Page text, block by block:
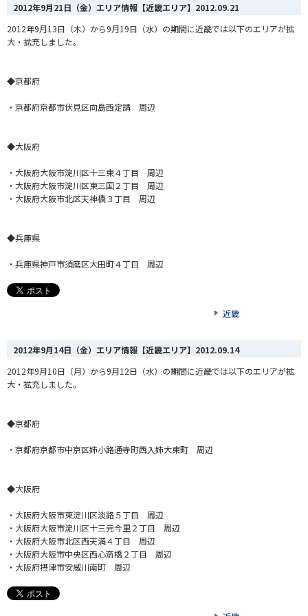
2012年9月21日（金）エリア情報【近畿エリア】 2012.09.21
2012年9月13日（木）から9月19日（水）の期間に近畿では以下のエリアが拡
大・拡充しました。
◆京都府
・京都府京都市伏見区向島西定請 周辺
◆大阪府
・大阪府大阪市淀川区十三東４丁目 周辺
・大阪府大阪市淀川区東三国２丁目 周辺
・大阪府大阪市北区天神橋３丁目 周辺
◆兵庫県
・兵庫県神戸市須磨区大田町４丁目 周辺
近畿
2012年9月14日（金）エリア情報【近畿エリア】 2012.09.14
2012年9月10日（月）から9月12日（水）の期間に近畿では以下のエリアが拡
大・拡充しました。
◆京都府
・京都府京都市中京区姉小路通寺町西入姉大東町 周辺
◆大阪府
・大阪府大阪市東淀川区淡路５丁目 周辺
・大阪府大阪市淀川区十三元今里２丁目 周辺
・大阪府大阪市北区西天満４丁目 周辺
・大阪府大阪市中央区西心斎橋２丁目 周辺
・大阪府摂津市安威川南町 周辺